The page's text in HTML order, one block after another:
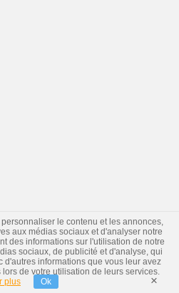
le contenu et les annonces,
aux médias sociaux et d'analyser notre
des informations sur l'utilisation de notre
sociaux, de publicité et d'analyse, qui
d'autres informations que vous leur avez
de votre utilisation de leurs services.
plus
Ok ×